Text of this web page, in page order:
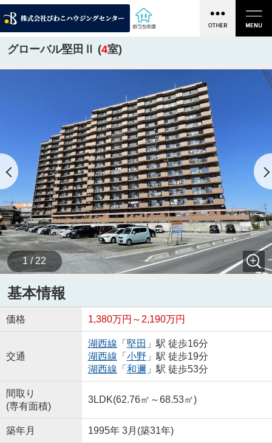
グローバル堅田Ⅱ (4室)
1 / 22
基本情報
価格 1,380万円～2,190万円
交通
湖西線 「 堅田 」駅 徒歩16分
湖西線 「 小野 」駅 徒歩19分
湖西線 「 和邇 」駅 徒歩53分
間取り
(専有面積)
3LDK(62.76㎡～68.53㎡)
築年月 1995年 3月(築31年)